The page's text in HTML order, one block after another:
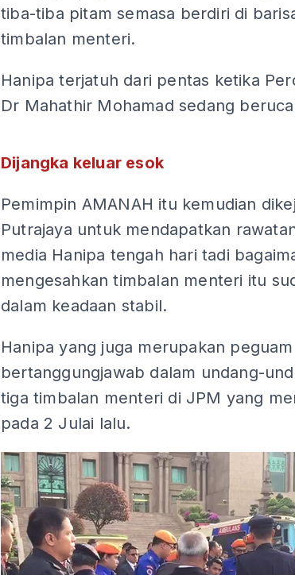
tiba-tiba pitam semasa berdiri di
timbalan menteri.
Hanipa terjatuh dari pentas ketika
Dr Mahathir Mohamad sedang
Dijangka keluar esok
Pemimpin AMANAH itu kemudian
Putrajaya untuk mendapatkan
media Hanipa tengah hari tadi
mengesahkan timbalan menteri itu
dalam keadaan stabil.
Hanipa yang juga merupakan peguam
bertanggungjawab dalam undang-
tiga timbalan menteri di JPM yang
pada 2 Julai lalu.